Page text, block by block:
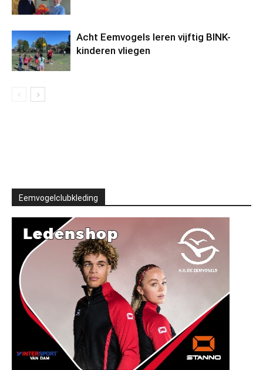
Acht Eemvogels leren vijftig BINK-
kinderen vliegen
Eemvogelclubkleding